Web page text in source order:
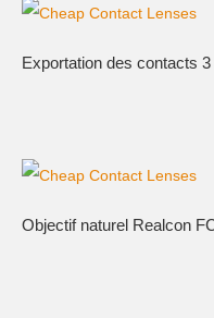
Exportation des contacts
Objectif naturel Realcon